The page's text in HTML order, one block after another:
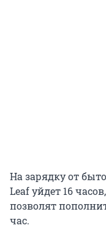
На зарядку от
Leaf уйдет 16
позволят
час.